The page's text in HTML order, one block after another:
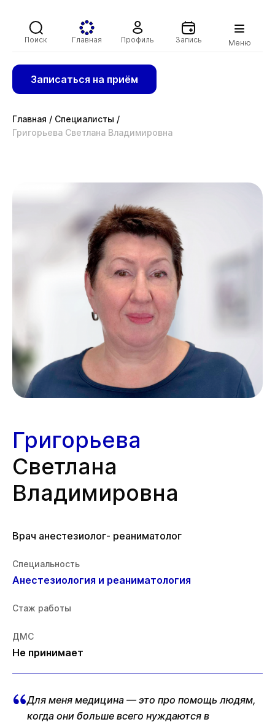
Поиск Главная Профиль Запись Меню
Записаться на приём
Главная / Специалисты /
Григорьева Светлана Владимировна
Григорьева
Светлана
Владимировна
Врач анестезиолог- реаниматолог
Специальность
Анестезиология и реаниматология
Стаж работы
ДМС
Не принимает
Для меня медицина — это про помощь людям,
когда они больше всего нуждаются в